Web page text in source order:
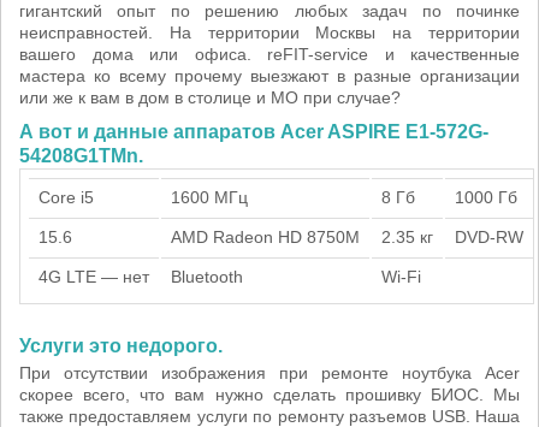
гигантский опыт по решению любых задач по починке
неисправностей. На территории Москвы на территории
вашего дома или офиса. reFIT-service и качественные
мастера ко всему прочему выезжают в разные организации
или же к вам в дом в столице и МО при случае?
А вот и данные аппаратов Acer ASPIRE E1-572G-
54208G1TMn.
Core i5 1600 МГц 8 Гб 1000 Гб
15.6 AMD Radeon HD 8750M 2.35 кг DVD-RW
4G LTE — нет Bluetooth Wi-Fi
Услуги это недорого.
При отсутствии изображения при ремонте ноутбука Acer
скорее всего, что вам нужно сделать прошивку БИОС. Мы
также предоставляем услуги по ремонту разъемов USB. Наша